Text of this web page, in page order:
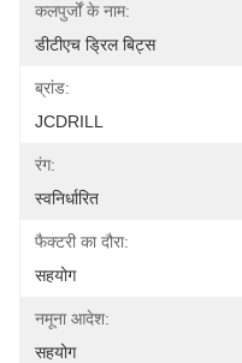
कलपुर्जों के नाम:
डीटीएच ड्रिल बिट्स
ब्रांड:
JCDRILL
रंग:
स्वनिर्धारित
फैक्टरी का दौरा:
सहयोग
नमूना आदेश:
सहयोग